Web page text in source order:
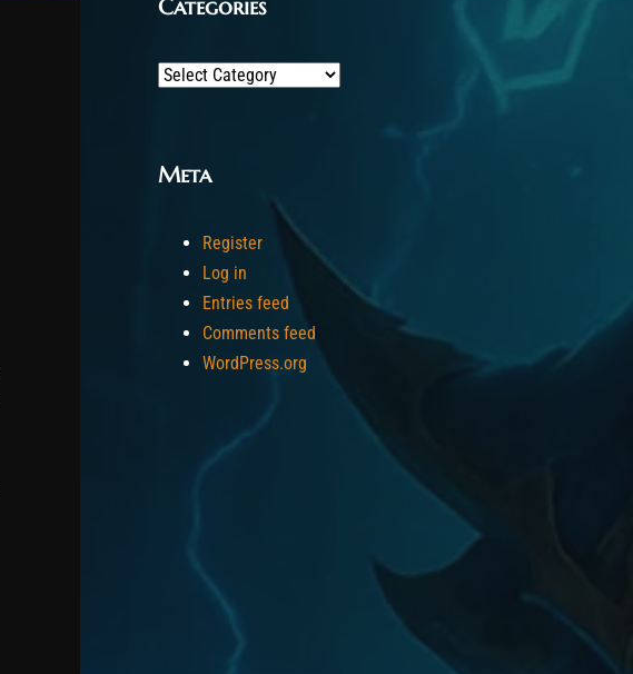
Categories
Categories
Meta
Register
Log in
Entries feed
Comments feed
WordPress.org